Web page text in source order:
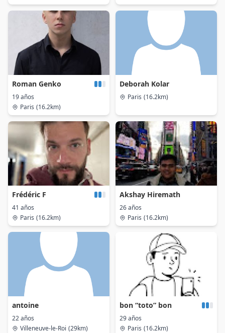
Roman Genko
19 años
Paris (16.2km)
Deborah Kolar
Paris (16.2km)
Frédéric F
41 años
Paris (16.2km)
Akshay Hiremath
26 años
Paris (16.2km)
antoine
22 años
Villeneuve-le-Roi (29km)
bon “toto” bon
29 años
Paris (16.2km)